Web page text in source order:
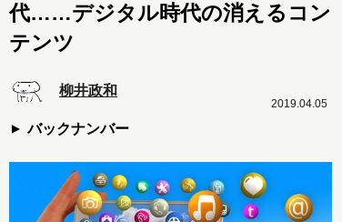
代……デジタル時代の消えるコン
テンツ
柳井政和
バックナンバー
2019.04.05